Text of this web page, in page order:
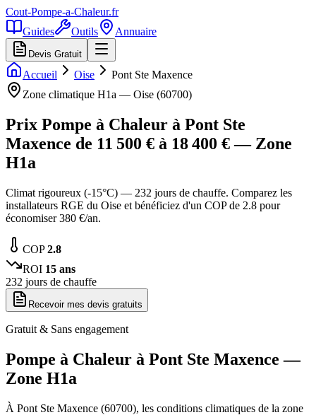
Cout-Pompe-a-Chaleur.fr
Guides
Outils Annuaire
Devis Gratuit
Accueil Oise
Pont Ste Maxence
Zone climatique H1a — Oise (60700)
Prix Pompe à Chaleur à Pont Ste
Maxence de 11 500 € à 18 400 € — Zone
H1a
Climat rigoureux (-15°C) — 232 jours de chauffe. Comparez les
installateurs RGE du Oise et bénéficiez d'un COP de 2.8 pour
économiser 380 €/an.
COP2.8
ROI 15 ans
232 jours de chauffe
Recevoir mes devis gratuits
Gratuit & Sans engagement
Pompe à Chaleur à Pont Ste Maxence —
Zone H1a
À Pont Ste Maxence (60700), les conditions climatiques de la zone